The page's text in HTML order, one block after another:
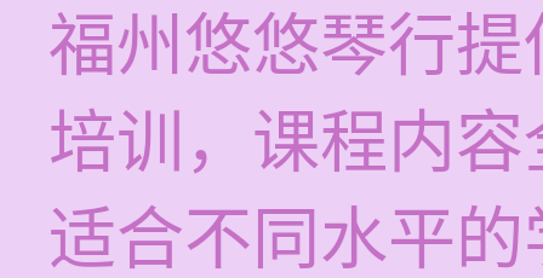
福州悠悠琴行
培训，课程内
适合不同水平